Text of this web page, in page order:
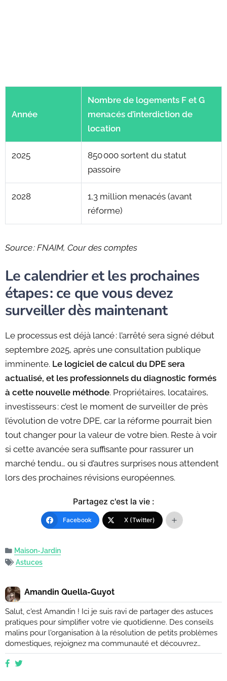
Année
Nombre de logements F et G
menacés d’interdiction de
location
2025
850 000 sortent du statut
passoire
2028
1,3 million menacés (avant
réforme)
Source : FNAIM, Cour des comptes
Le calendrier et les prochaines
étapes : ce que vous devez
surveiller dès maintenant
Le processus est déjà lancé : l’arrêté sera signé début
septembre 2025, après une consultation publique
imminente. Le logiciel de calcul du DPE sera
actualisé, et les professionnels du diagnostic formés
à cette nouvelle méthode. Propriétaires, locataires,
investisseurs : c’est le moment de surveiller de près
l’évolution de votre DPE, car la réforme pourrait bien
tout changer pour la valeur de votre bien. Reste à voir
si cette avancée sera suffisante pour rassurer un
marché tendu… ou si d’autres surprises nous attendent
lors des prochaines révisions européennes.
Partagez c'est la vie :
Facebook X (Twitter)
Maison-Jardin
Astuces
Amandin Quella-Guyot
Salut, c'est Amandin ! Ici je suis ravi de partager des astuces
pratiques pour simplifier votre vie quotidienne. Des conseils
malins pour l'organisation à la résolution de petits problèmes
domestiques, rejoignez ma communauté et découvrez
comment rendre votre quotidien plus facile et plus efficace.
Que vous soyez novice ou expert, ensemble, nous